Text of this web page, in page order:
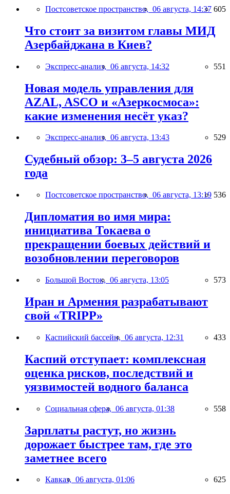
Постсоветское пространство, 06 августа, 14:37 605
Что стоит за визитом главы МИД
Азербайджана в Киев?
Экспресс-анализ, 06 августа, 14:32 551
Новая модель управления для
AZAL, ASCO и «Азеркосмоса»:
какие изменения несёт указ?
Экспресс-анализ, 06 августа, 13:43 529
Судебный обзор: 3–5 августа 2026
года
Постсоветское пространство, 06 августа, 13:19 536
Дипломатия во имя мира:
инициатива Токаева о
прекращении боевых действий и
возобновлении переговоров
Большой Восток, 06 августа, 13:05 573
Иран и Армения разрабатывают
свой «TRIPP»
Каспийский бассейн, 06 августа, 12:31 433
Каспий отступает: комплексная
оценка рисков, последствий и
уязвимостей водного баланса
Социальная сфера, 06 августа, 01:38 558
Зарплаты растут, но жизнь
дорожает быстрее там, где это
заметнее всего
Кавказ, 06 августа, 01:06 625